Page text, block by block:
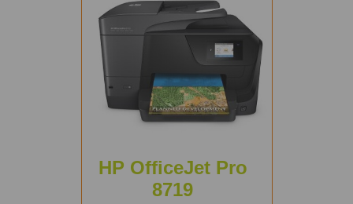
HP OfficeJet Pro
8719